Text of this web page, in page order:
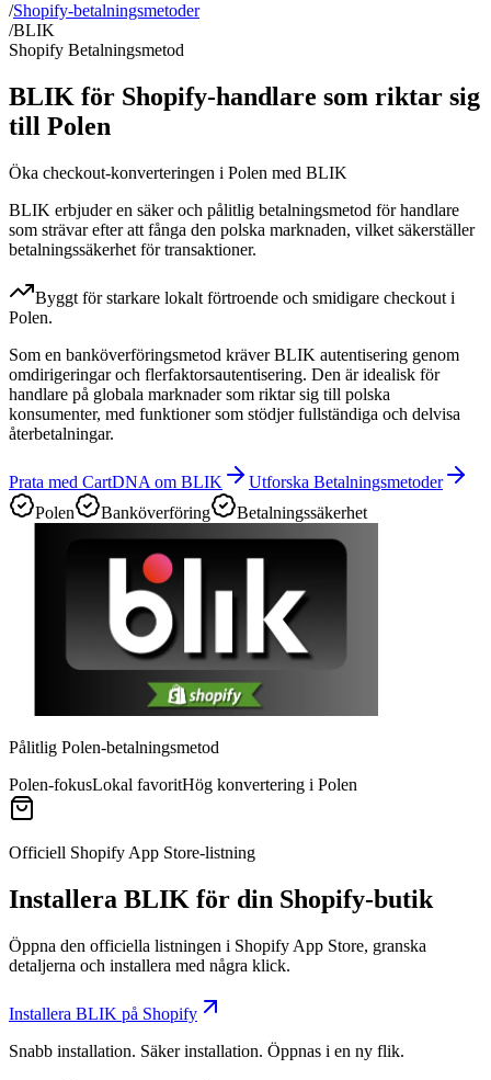
/Shopify-betalningsmetoder
/BLIK
Shopify Betalningsmetod
BLIK för Shopify-handlare som riktar sig
till Polen
Öka checkout-konverteringen i Polen med BLIK
BLIK erbjuder en säker och pålitlig betalningsmetod för handlare
som strävar efter att fånga den polska marknaden, vilket säkerställer
betalningssäkerhet för transaktioner.
Byggt för starkare lokalt förtroende och smidigare checkout i
Polen.
Som en banköverföringsmetod kräver BLIK autentisering genom
omdirigeringar och flerfaktorsautentisering. Den är idealisk för
handlare på globala marknader som riktar sig till polska
konsumenter, med funktioner som stödjer fullständiga och delvisa
återbetalningar.
Prata med CartDNA om BLIK
Utforska Betalningsmetoder
Polen
Banköverföring Betalningssäkerhet
Pålitlig Polen-betalningsmetod
Polen-fokusLokal favoritHög konvertering i Polen
Officiell Shopify App Store-listning
Installera BLIK för din Shopify-butik
Öppna den officiella listningen i Shopify App Store, granska
detaljerna och installera med några klick.
Installera BLIK på Shopify
Snabb installation. Säker installation. Öppnas i en ny flik.